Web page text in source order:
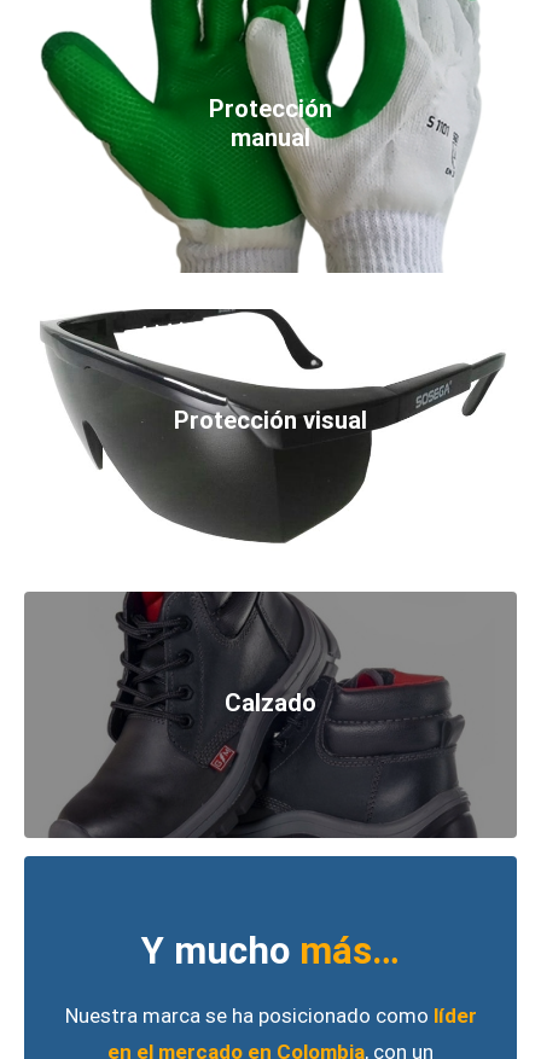
Protección
manual
Protección visual
Calzado
Y mucho más…
Nuestra marca se ha posicionado como líder
en el mercado en Colombia, con un